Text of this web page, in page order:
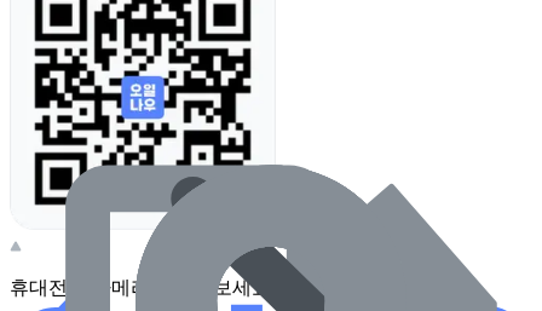
휴대전화 카메라로 찍어보세요